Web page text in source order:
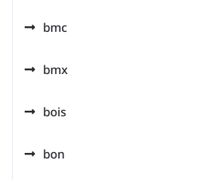
bmc
bmx
bois
bon